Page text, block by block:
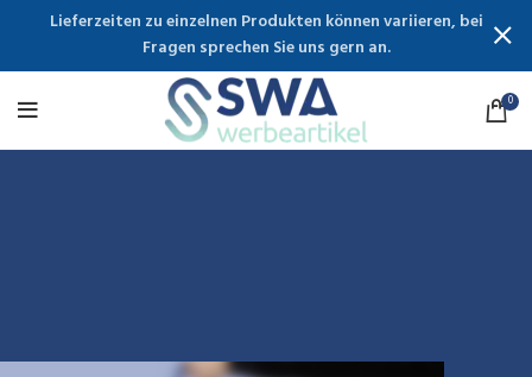
0
Lieferzeiten zu einzelnen Produkten können variieren, bei
Fragen sprechen Sie uns gern an.